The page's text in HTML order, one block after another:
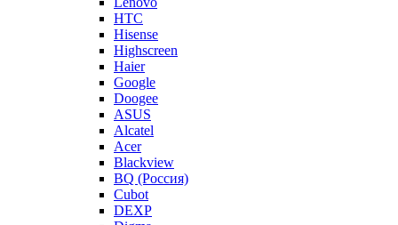
HTC
Hisense
Highscreen
Haier
Google
Doogee
ASUS
Alcatel
Acer
Blackview
BQ (Россия)
Cubot
DEXP